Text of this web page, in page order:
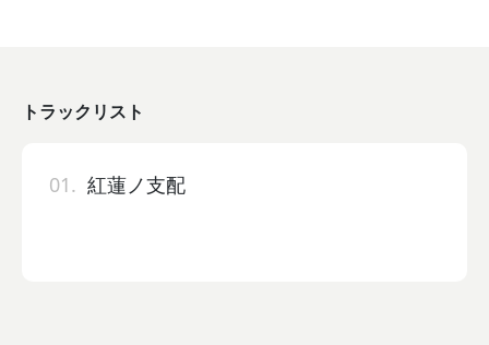
トラックリスト
01. 紅蓮ノ支配